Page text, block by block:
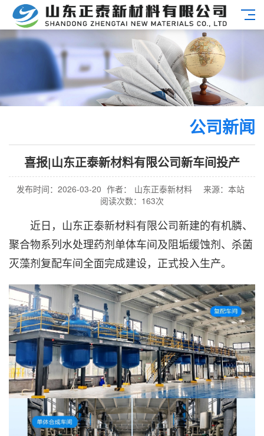
公司新闻
喜报|山东正泰新材料有限公司新车间投产
发布时间：2026-03-20 作者： 山东正泰新材料
来源：本站
阅读次数：163次
近日，山东正泰新材料有限公司新建的有机膦、
聚合物系列 水处理药剂 单体车间及 阻垢缓蚀剂 、 杀菌
灭藻剂 复配车间全面完成建设，正式投入生产。